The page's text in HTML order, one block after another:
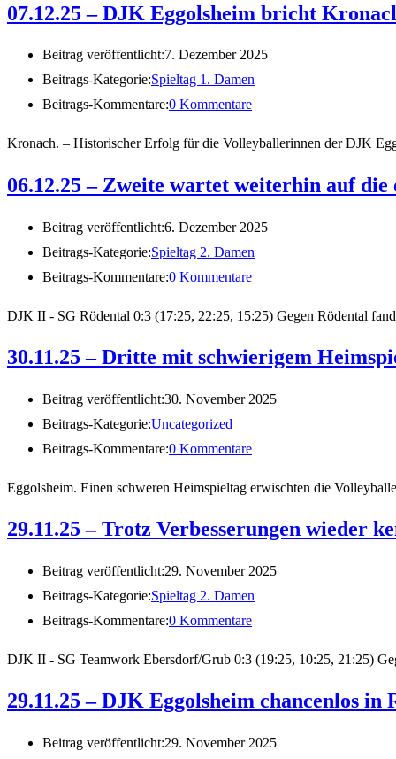
07.12.25 – DJK Eggolsheim bricht
Beitrag veröffentlicht:7. Dezember 2025
Beitrags-Kategorie:Spieltag 1. Damen
Beitrags-Kommentare:0 Kommentare
Kronach. – Historischer Erfolg für die Volleyballerinnen der DJK
06.12.25 – Zweite wartet weiterhin auf die
Beitrag veröffentlicht:6. Dezember 2025
Beitrags-Kategorie:Spieltag 2. Damen
Beitrags-Kommentare:0 Kommentare
DJK II - SG Rödental 0:3 (17:25, 22:25, 15:25) Gegen Rödental
30.11.25 – Dritte mit schwierigem
Beitrag veröffentlicht:30. November 2025
Beitrags-Kategorie:Uncategorized
Beitrags-Kommentare:0 Kommentare
Eggolsheim. Einen schweren Heimspieltag erwischten die
29.11.25 – Trotz Verbesserungen wieder
Beitrag veröffentlicht:29. November 2025
Beitrags-Kategorie:Spieltag 2. Damen
Beitrags-Kommentare:0 Kommentare
DJK II - SG Teamwork Ebersdorf/Grub 0:3 (19:25, 10:25, 21:25)
29.11.25 – DJK Eggolsheim chancenlos in
Beitrag veröffentlicht:29. November 2025